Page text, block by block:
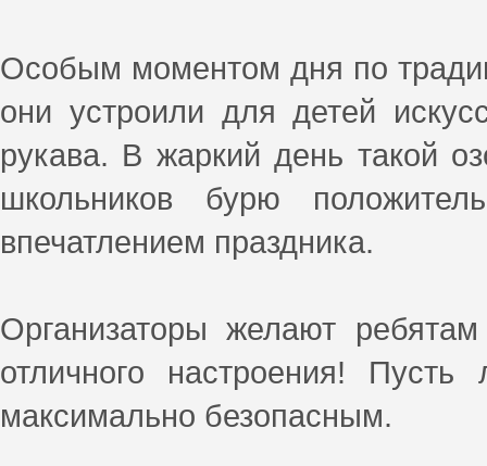
Особым моментом дня по
они устроили для детей
рукава. В жаркий день такой
школьников бурю
впечатлением праздника.
Организаторы желают
отличного настроения!
максимально безопасным.